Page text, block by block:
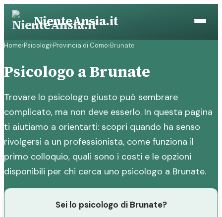
Vai
contenuto
NienteAnsia.it
Home›Psicologi›Provincia di Como›Brunate
Psicologo a Brunate
Trovare lo psicologo giusto può sembrare
complicato, ma non deve esserlo. In questa pagina
ti aiutiamo a orientarti: scopri quando ha senso
rivolgersi a un professionista, come funziona il
primo colloquio, quali sono i costi e le opzioni
disponibili per chi cerca uno psicologo a Brunate.
Sei lo psicologo di Brunate?